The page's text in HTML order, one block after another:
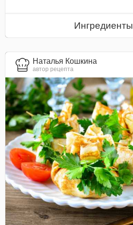
Ингредиенты
Наталья Кошкина
автор рецепта